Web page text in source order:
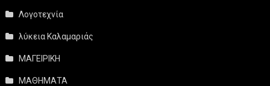
Λογοτεχνία
λύκεια Καλαμαριάς
ΜΑΓΕΙΡΙΚΗ
ΜΑΘΗΜΑΤΑ